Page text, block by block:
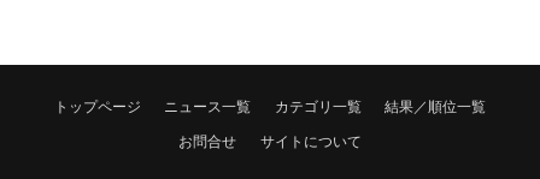
トップページ ニュース一覧 カテゴリ一覧 結果／順位一覧
お問合せ サイトについて